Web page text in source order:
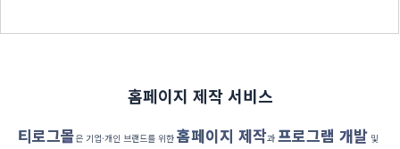
홈페이지 제작 서비스
티로그몰은 기업·개인 브랜드를 위한 홈페이지 제작과 프로그램 개발 및